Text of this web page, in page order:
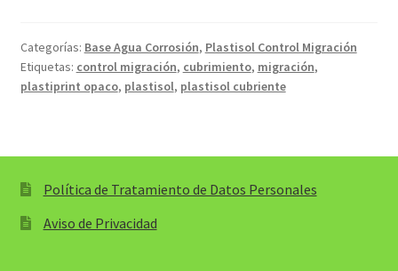
Categorías: Base Agua Corrosión, Plastisol Control Migración
Etiquetas: control migración, cubrimiento, migración,
plastiprint opaco, plastisol, plastisol cubriente
Política de Tratamiento de Datos Personales
Aviso de Privacidad